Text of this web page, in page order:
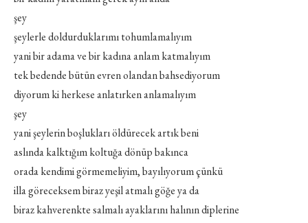
şey
şeylerle doldurduklarımı tohumlamalıyım
yani bir adama ve bir kadına anlam katmalıyım
tek bedende bütün evren olandan bahsediyorum
diyorum ki herkese anlatırken anlamalıyım
şey
yani şeylerin boşlukları öldürecek artık beni
aslında kalktığım koltuğa dönüp bakınca
orada kendimi görmemeliyim, bayılıyorum çünkü
illa göreceksem biraz yeşil atmalı göğe ya da
biraz kahverenkte salmalı ayaklarını halının diplerine